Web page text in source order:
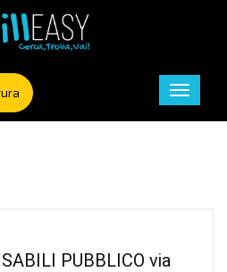
Toggle
PUBBLICO via